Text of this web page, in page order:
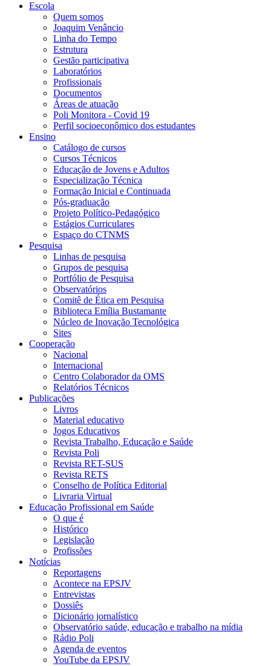
Escola
Quem somos
Joaquim Venâncio
Linha do Tempo
Estrutura
Gestão participativa
Laboratórios
Profissionais
Documentos
Áreas de atuação
Poli Monitora - Covid 19
Perfil socioeconômico dos estudantes
Ensino
Catálogo de cursos
Cursos Técnicos
Educação de Jovens e Adultos
Especialização Técnica
Formação Inicial e Continuada
Pós-graduação
Projeto Político-Pedagógico
Estágios Curriculares
Espaço do CTNMS
Pesquisa
Linhas de pesquisa
Grupos de pesquisa
Portfólio de Pesquisa
Observatórios
Comitê de Ética em Pesquisa
Biblioteca Emília Bustamante
Núcleo de Inovação Tecnológica
Sites
Cooperação
Nacional
Internacional
Centro Colaborador da OMS
Relatórios Técnicos
Publicações
Livros
Material educativo
Jogos Educativos
Revista Trabalho, Educação e Saúde
Revista Poli
Revista RET-SUS
Revista RETS
Conselho de Política Editorial
Livraria Virtual
Educação Profissional em Saúde
O que é
Histórico
Legislação
Profissões
Notícias
Reportagens
Acontece na EPSJV
Entrevistas
Dossiês
Dicionário jornalístico
Observatório saúde, educação e trabalho na mídia
Rádio Poli
Agenda de eventos
YouTube da EPSJV